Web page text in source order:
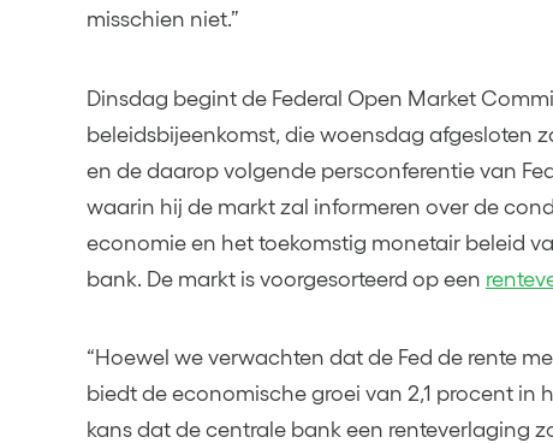
misschien niet.”
Dinsdag begint de Federal Open Market
beleidsbijeenkomst, die woensdag afgesloten
en de daarop volgende persconferentie van
waarin hij de markt zal informeren over de
economie en het toekomstig monetair beleid
bank. De markt is voorgesorteerd op een
“Hoewel we verwachten dat de Fed de rente
biedt de economische groei van 2,1 procent in
kans dat de centrale bank een renteverlaging